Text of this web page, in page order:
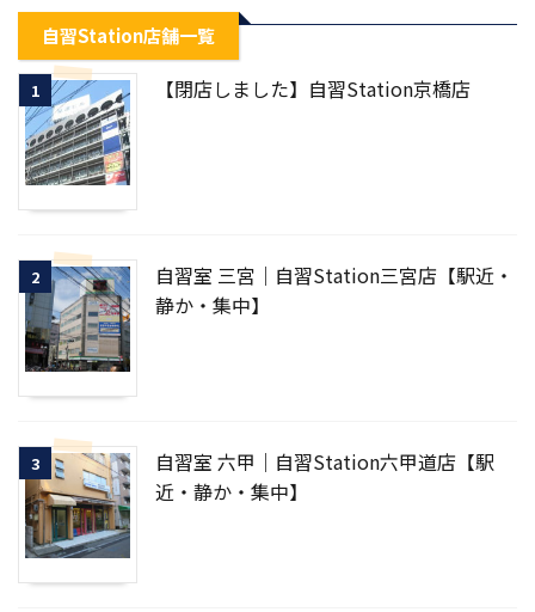
自習Station店舗一覧
1 【閉店しました】自習Station京橋店
2
自習室 三宮｜自習Station三宮店【駅近・
静か・集中】
3
自習室 六甲｜自習Station六甲道店【駅
近・静か・集中】